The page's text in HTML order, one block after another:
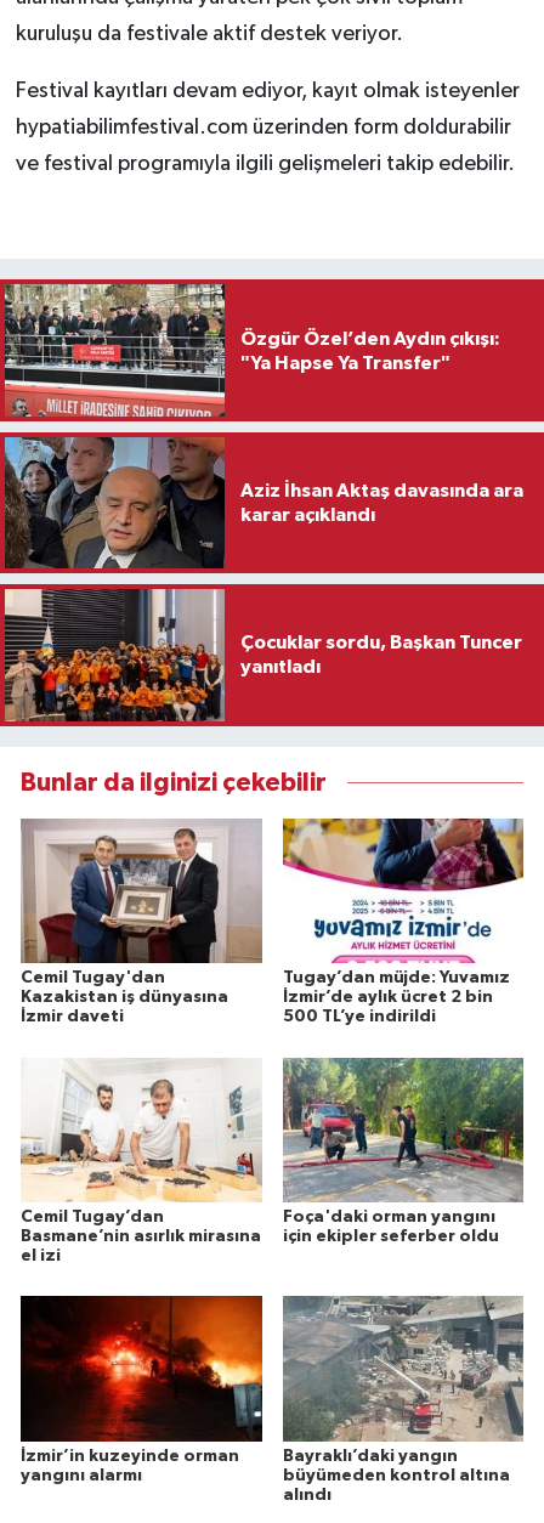
kuruluşu da festivale aktif destek veriyor.
Festival kayıtları devam ediyor, kayıt olmak isteyenler
hypatiabilimfestival.com üzerinden form doldurabilir
ve festival programıyla ilgili gelişmeleri takip edebilir.
Özgür Özel’den Aydın çıkışı:
"Ya Hapse Ya Transfer"
Aziz İhsan Aktaş davasında ara
karar açıklandı
Çocuklar sordu, Başkan Tuncer
yanıtladı
Bunlar da ilginizi çekebilir
Cemil Tugay'dan
Kazakistan iş dünyasına
İzmir daveti
Tugay’dan müjde: Yuvamız
İzmir’de aylık ücret 2 bin
500 TL’ye indirildi
Cemil Tugay’dan
Basmane’nin asırlık mirasına
el izi
Foça'daki orman yangını
için ekipler seferber oldu
İzmir’in kuzeyinde orman
yangını alarmı
Bayraklı’daki yangın
büyümeden kontrol altına
alındı